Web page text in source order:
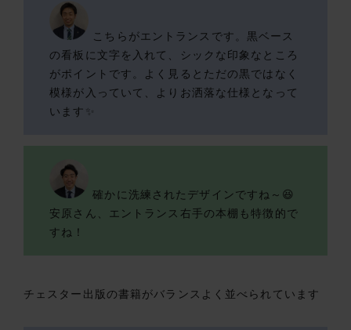
こちらがエントランスです。黒ベース
の看板に文字を入れて、シックな印象なところ
がポイントです。よく見るとただの黒ではなく
模様が入っていて、よりお洒落な仕様となって
います✨
確かに洗練されたデザインですね～😆
安原さん、エントランス右手の本棚も特徴的で
すね！
チェスター出版の書籍がバランスよく並べられています